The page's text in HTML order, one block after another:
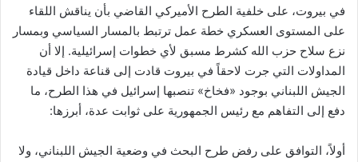
في بيروت، على خلفية الطرح الأميركي القاضي بأن يناقش اللقاء
على المستوى العسكري خطة عمل ترتبط بالمسار السياسي وبمسار
نزع سلاح حزب الله كشرط مسبق لأي خطوات إسرائيلية. إلا أن
المداولات التي جرت لاحقاً في بيروت قادت إلى قناعة داخل قيادة
الجيش اللبناني بوجود «فخاخ» تنصبها إسرائيل في هذا الطرح، ما
دفع إلى التفاهم مع رئيس الجمهورية على ثوابت عدة، أبرزها:
أولاً، التوافق على رفض طرح البحث في وضعية الجيش اللبناني، ولا